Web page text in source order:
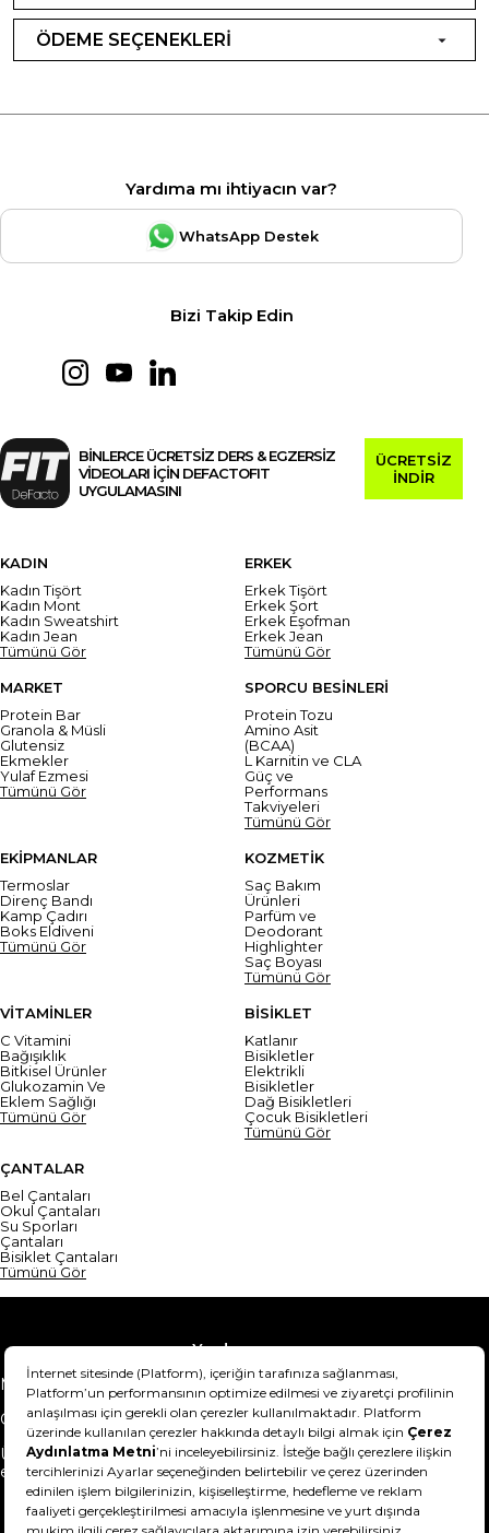
ÖDEME SEÇENEKLERİ
Yardıma mı ihtiyacın var?
WhatsApp Destek
Bizi Takip Edin
BİNLERCE ÜCRETSİZ DERS & EGZERSİZ
VİDEOLARI İÇİN DEFACTOFIT
UYGULAMASINI
ÜCRETSİZ
İNDİR
KADIN
Kadın Tişört
Kadın Mont
Kadın Sweatshirt
Kadın Jean
Tümünü Gör
ERKEK
Erkek Tişört
Erkek Şort
Erkek Eşofman
Erkek Jean
Tümünü Gör
MARKET
Protein Bar
Granola & Müsli
Glutensiz
Ekmekler
Yulaf Ezmesi
Tümünü Gör
SPORCU BESİNLERİ
Protein Tozu
Amino Asit
(BCAA)
L Karnitin ve CLA
Güç ve
Performans
Takviyeleri
Tümünü Gör
EKİPMANLAR
Termoslar
Direnç Bandı
Kamp Çadırı
Boks Eldiveni
Tümünü Gör
KOZMETİK
Saç Bakım
Ürünleri
Parfüm ve
Deodorant
Highlighter
Saç Boyası
Tümünü Gör
VİTAMİNLER
C Vitamini
Bağışıklık
Bitkisel Ürünler
Glukozamin Ve
Eklem Sağlığı
Tümünü Gör
BİSİKLET
Katlanır
Bisikletler
Elektrikli
Bisikletler
Dağ Bisikletleri
Çocuk Bisikletleri
Tümünü Gör
ÇANTALAR
Bel Çantaları
Okul Çantaları
Su Sporları
Çantaları
Bisiklet Çantaları
Tümünü Gör
Yardım
Mesafeli Satış Sözleşmesi
Teslimat Bilgisi
Gizlilik Sözleşmesi
Şartlar & Koşullar
Ürünümü nasıl iade
edebilirim?
Hakkımızda